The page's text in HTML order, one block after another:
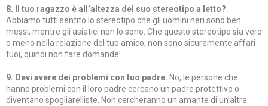
8. Il tuo ragazzo è all’altezza del suo stereotipo a letto?
Abbiamo tutti sentito lo stereotipo che gli uomini neri sono ben
messi, mentre gli asiatici non lo sono. Che questo stereotipo sia vero
o meno nella relazione del tuo amico, non sono sicuramente affari
tuoi, quindi non fare domande!
9. Devi avere dei problemi con tuo padre. No, le persone che
hanno problemi con il loro padre cercano un padre protettivo o
diventano spogliarelliste. Non cercheranno un amante di un’altra